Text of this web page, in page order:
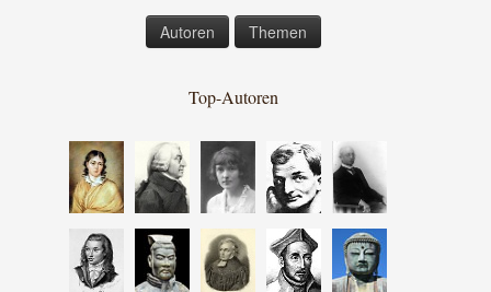
Autoren Themen
Top-Autoren